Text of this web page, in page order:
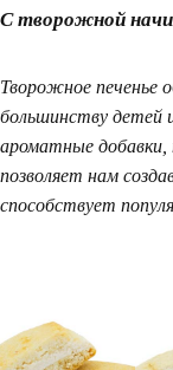
С творожной
Творожное печенье
большинству детей
ароматные
позволяет нам
способствует